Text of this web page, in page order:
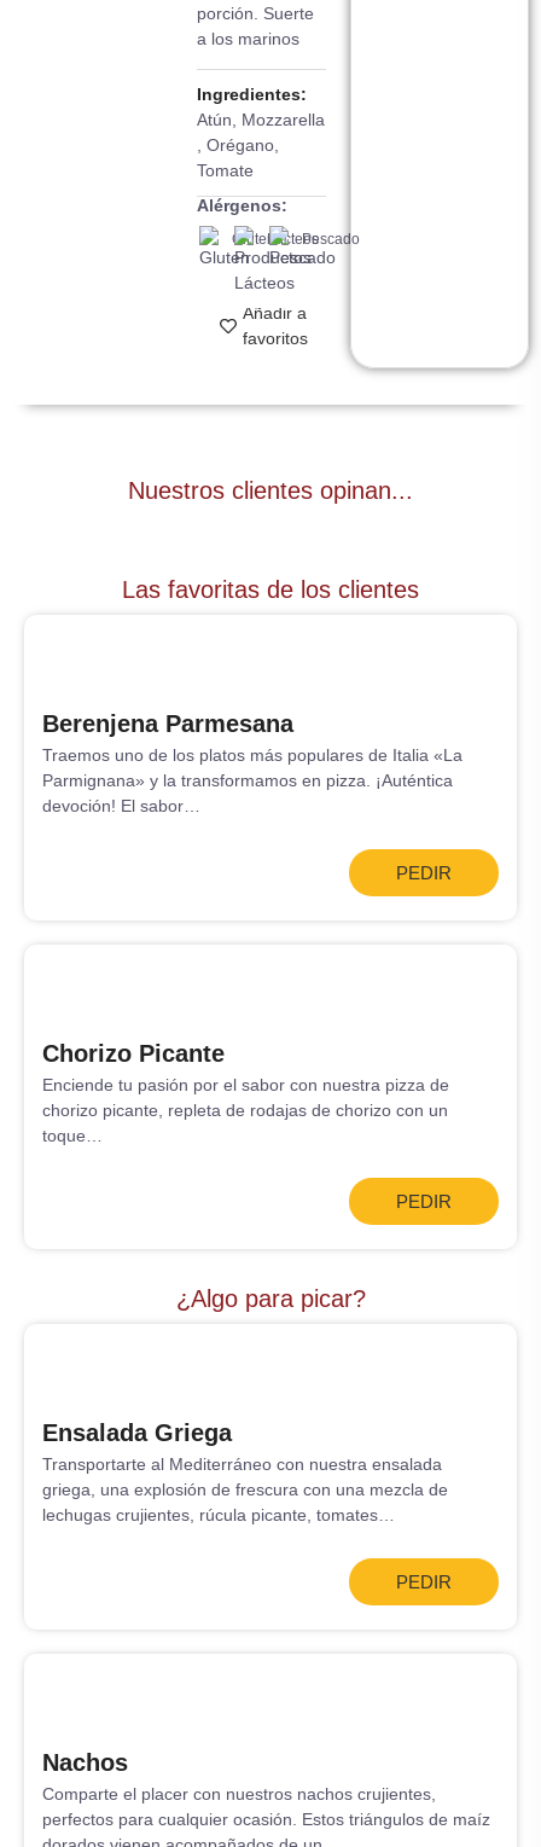
porción. Suerte
a los marinos
Ingredientes:
Atún, Mozzarella
, Orégano,
Tomate
Alérgenos:
GlutenLácteosPescado
Añadir a
favoritos
Nuestros clientes opinan...
Las favoritas de los clientes
Berenjena Parmesana
Traemos uno de los platos más populares de Italia «La
Parmignana» y la transformamos en pizza. ¡Auténtica
devoción! El sabor…
PEDIR
Chorizo Picante
Enciende tu pasión por el sabor con nuestra pizza de
chorizo picante, repleta de rodajas de chorizo con un
toque…
PEDIR
¿Algo para picar?
Ensalada Griega
Transportarte al Mediterráneo con nuestra ensalada
griega, una explosión de frescura con una mezcla de
lechugas crujientes, rúcula picante, tomates…
PEDIR
Nachos
Comparte el placer con nuestros nachos crujientes,
perfectos para cualquier ocasión. Estos triángulos de maíz